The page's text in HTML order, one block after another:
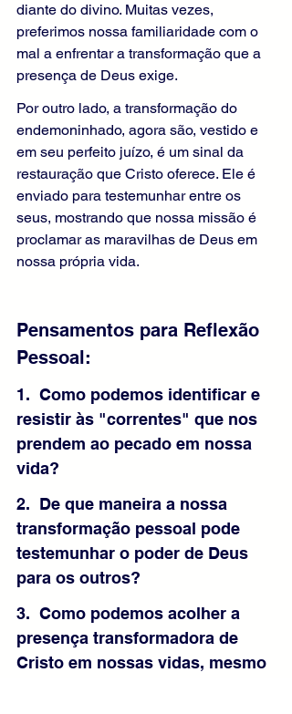
diante do divino. Muitas vezes,
preferimos nossa familiaridade com o
mal a enfrentar a transformação que a
presença de Deus exige.
Por outro lado, a transformação do
endemoninhado, agora são, vestido e
em seu perfeito juízo, é um sinal da
restauração que Cristo oferece. Ele é
enviado para testemunhar entre os
seus, mostrando que nossa missão é
proclamar as maravilhas de Deus em
nossa própria vida.
Pensamentos para Reflexão
Pessoal:
1.  Como podemos identificar e
resistir às "correntes" que nos
prendem ao pecado em nossa
vida?
2.  De que maneira a nossa
transformação pessoal pode
testemunhar o poder de Deus
para os outros?
3.  Como podemos acolher a
presença transformadora de
Cristo em nossas vidas, mesmo